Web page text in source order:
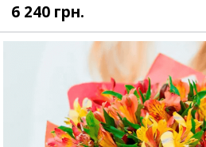
6 240 грн.